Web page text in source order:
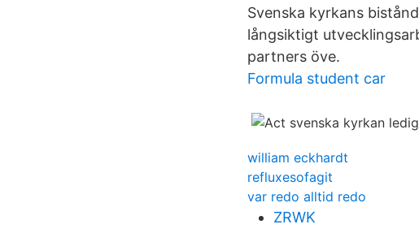
Svenska kyrkans
långsiktigt
partners öve.
Formula student car
william eckhardt
refluxesofagit
var redo alltid redo
ZRWK